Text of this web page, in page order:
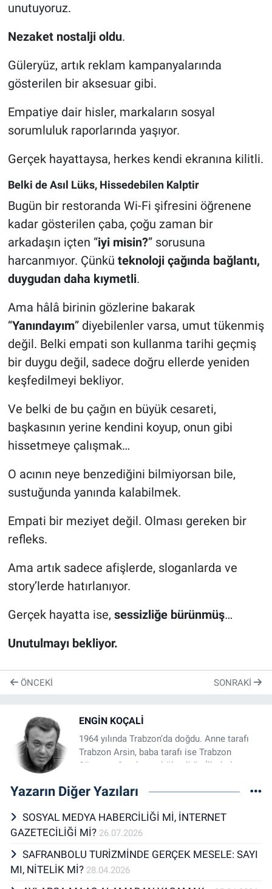
unutuyoruz.
Nezaket nostalji oldu.
Güleryüz, artık reklam kampanyalarında
gösterilen bir aksesuar gibi.
Empatiye dair hisler, markaların sosyal
sorumluluk raporlarında yaşıyor.
Gerçek hayattaysa, herkes kendi ekranına kilitli.
Belki de Asıl Lüks, Hissedebilen Kalptir
Bugün bir restoranda Wi-Fi şifresini öğrenene
kadar gösterilen çaba, çoğu zaman bir
arkadaşın içten “iyi misin?” sorusuna
harcanmıyor. Çünkü teknoloji çağında bağlantı,
duygudan daha kıymetli.
Ama hâlâ birinin gözlerine bakarak
“Yanındayım” diyebilenler varsa, umut tükenmiş
değil. Belki empati son kullanma tarihi geçmiş
bir duygu değil, sadece doğru ellerde yeniden
keşfedilmeyi bekliyor.
Ve belki de bu çağın en büyük cesareti,
başkasının yerine kendini koyup, onun gibi
hissetmeye çalışmak…
O acının neye benzediğini bilmiyorsan bile,
sustuğunda yanında kalabilmek.
Empati bir meziyet değil. Olması gereken bir
refleks.
Ama artık sadece afişlerde, sloganlarda ve
story’lerde hatırlanıyor.
Gerçek hayatta ise, sessizliğe bürünmüş…
Unutulmayı bekliyor.
ÖNCEKI SONRAKI
ENGİN KOÇALİ
1964 yılında Trabzon’da doğdu. Anne tarafı
Trabzon Arsin, baba tarafı ise Trabzon
Sürmene Çamburnu kökenlidir. İlkokulu
lise 1'i TED Karabük Koleji’nde tamamladı.
Meslek Lisesi Tesviye Bölümü’nde devam
etti. 1987 yılında Gazi Üniversitesi Teknik
Eğitim Fakültesi’nden mezun oldu. Bağlantı
elemanları imalatı sektöründe uzun yıllar
faaliyet gösterdi ve çeşitli projeler geliştirdi.
1998 sel felaketi ve 2002 ekonomik krizi
Yazarın Diğer Yazıları
SOSYAL MEDYA HABERCİLİĞİ Mİ, İNTERNET
GAZETECİLİĞİ Mİ? 26.07.2026
SAFRANBOLU TURİZMİNDE GERÇEK MESELE: SAYI
MI, NİTELİK Mİ? 28.04.2026